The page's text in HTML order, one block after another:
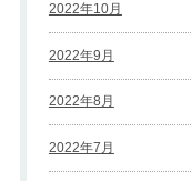
2022年10月
2022年9月
2022年8月
2022年7月